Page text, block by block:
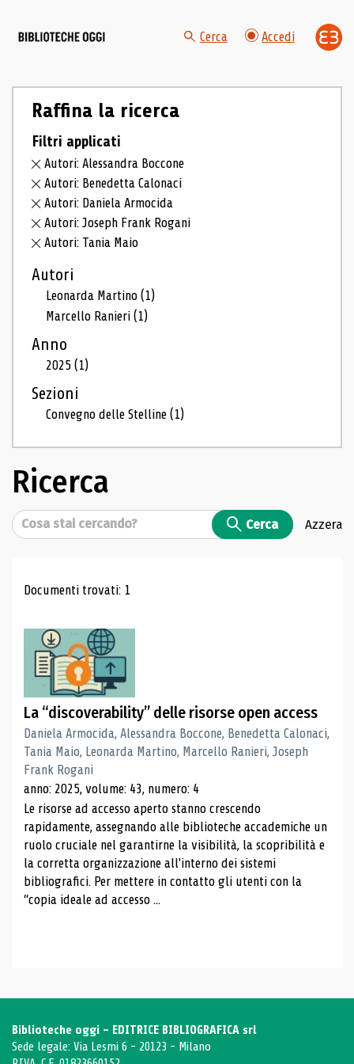
Cerca Accedi
Raffina la ricerca
Filtri applicati
Autori: Alessandra Boccone
Autori: Benedetta Calonaci
Autori: Daniela Armocida
Autori: Joseph Frank Rogani
Autori: Tania Maio
Autori
Leonarda Martino(1)
Marcello Ranieri(1)
Anno
2025(1)
Sezioni
Convegno delle Stelline(1)
Ricerca
Cerca Cerca Azzera
Risultati di ricerca
Documenti trovati: 1
La “discoverability” delle risorse open access
Daniela Armocida, Alessandra Boccone, Benedetta Calonaci,
Tania Maio, Leonarda Martino, Marcello Ranieri, Joseph
Frank Rogani
anno: 2025, volume: 43, numero: 4
Le risorse ad accesso aperto stanno crescendo
rapidamente, assegnando alle biblioteche accademiche un
ruolo cruciale nel garantirne la visibilità, la scopribilità e
la corretta organizzazione all'interno dei sistemi
bibliografici. Per mettere in contatto gli utenti con la
“copia ideale ad accesso ...
Biblioteche oggi - EDITRICE BIBLIOGRAFICA srl
Sede legale: Via Lesmi 6 - 20123 - Milano